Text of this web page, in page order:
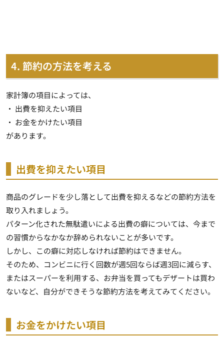
4. 節約の方法を考える
家計簿の項目によっては、
・ 出費を抑えたい項目
・ お金をかけたい項目
があります。
出費を抑えたい項目
商品のグレードを少し落として出費を抑えるなどの節約方法を
取り入れましょう。
パターン化された無駄遣いによる出費の癖については、今まで
の習慣からなかなか辞められないことが多いです。
しかし、この癖に対応しなければ節約はできません。
そのため、コンビニに行く回数が週5回ならば週3回に減らす、
またはスーパーを利用する、お弁当を買ってもデザートは買わ
ないなど、自分ができそうな節約方法を考えてみてください。
お金をかけたい項目